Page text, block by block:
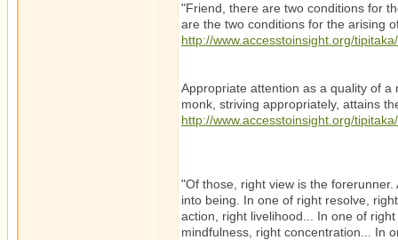
"Friend, there are two conditions for
are the two conditions for the arising
http://www.accesstoinsight.org/
Appropriate attention as a quality of
monk, striving appropriately, attains
http://www.accesstoinsight.org/
"Of those, right view is the
into being. In one of right resolve,
action, right livelihood... In one of
mindfulness, right concentration... In